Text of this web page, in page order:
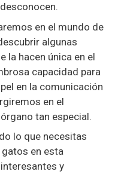
en el mundo de
algunas
la hacen única en el
capacidad para
en la comunicación
en el
tan especial.
lo que necesitas
en esta
y